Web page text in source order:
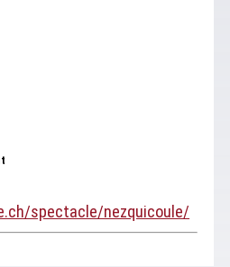
spectacle/nezquicoule/